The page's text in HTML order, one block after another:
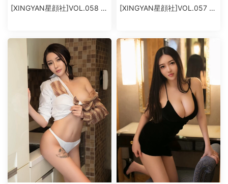
[XINGYAN星顔社]VOL.058 冷
[XINGYAN星顔社]VOL.057 孫